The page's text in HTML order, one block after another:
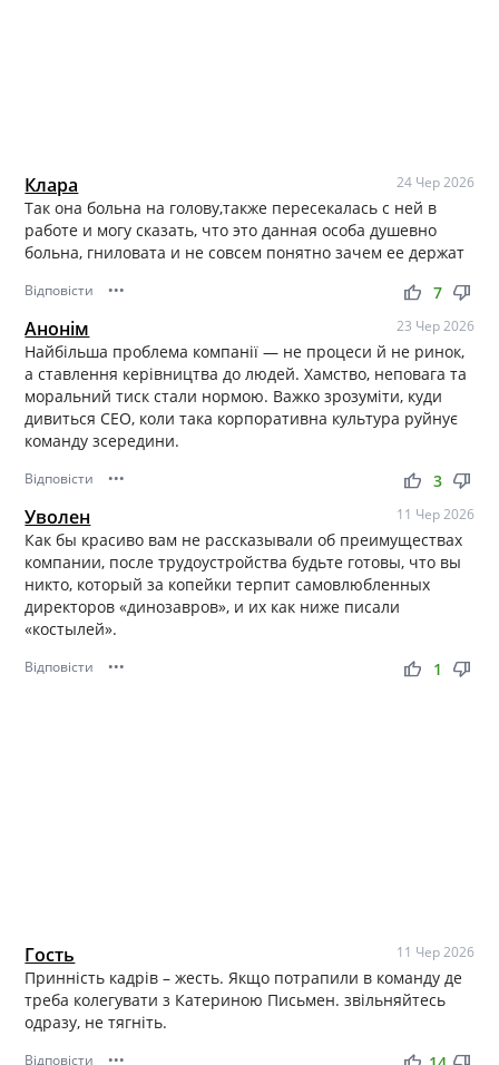
Клара 24 Чер 2026
Так она больна на голову,также пересекалась с ней в
работе и могу сказать, что это данная особа душевно
больна, гниловата и не совсем понятно зачем ее держат
Відповісти ••• thumb_up thumb_down
7
Анонім 23 Чер 2026
Найбільша проблема компанії — не процеси й не ринок,
а ставлення керівництва до людей. Хамство, неповага та
моральний тиск стали нормою. Важко зрозуміти, куди
дивиться CEO, коли така корпоративна культура руйнує
команду зсередини.
Відповісти ••• thumb_up thumb_down
3
Уволен 11 Чер 2026
Как бы красиво вам не рассказывали об преимуществах
компании, после трудоустройства будьте готовы, что вы
никто, который за копейки терпит самовлюбленных
директоров «динозавров», и их как ниже писали
«костылей».
Відповісти ••• thumb_up thumb_down
1
Гость 11 Чер 2026
Принність кадрів – жесть. Якщо потрапили в команду де
треба колегувати з Катериною Письмен. звільняйтесь
одразу, не тягніть.
Відповісти •••